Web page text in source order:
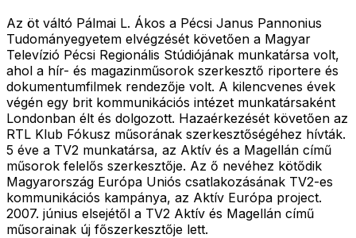
Az öt váltó Pálmai L. Ákos a Pécsi Janus Pannonius
Tudományegyetem elvégzését követően a Magyar
Televízió Pécsi Regionális Stúdiójának munkatársa volt,
ahol a hír- és magazinműsorok szerkesztő riportere és
dokumentumfilmek rendezője volt. A kilencvenes évek
végén egy brit kommunikációs intézet munkatársaként
Londonban élt és dolgozott. Hazaérkezését követően az
RTL Klub Fókusz műsorának szerkesztőségéhez hívták.
5 éve a TV2 munkatársa, az Aktív és a Magellán című
műsorok felelős szerkesztője. Az ő nevéhez kötődik
Magyarország Európa Uniós csatlakozásának TV2-es
kommunikációs kampánya, az Aktív Európa project.
2007. június elsejétől a TV2 Aktív és Magellán című
műsorainak új főszerkesztője lett.